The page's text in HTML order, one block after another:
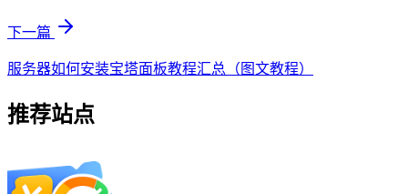
下一篇
服务器如何安装宝塔面板教程汇总（图文教程）
推荐站点